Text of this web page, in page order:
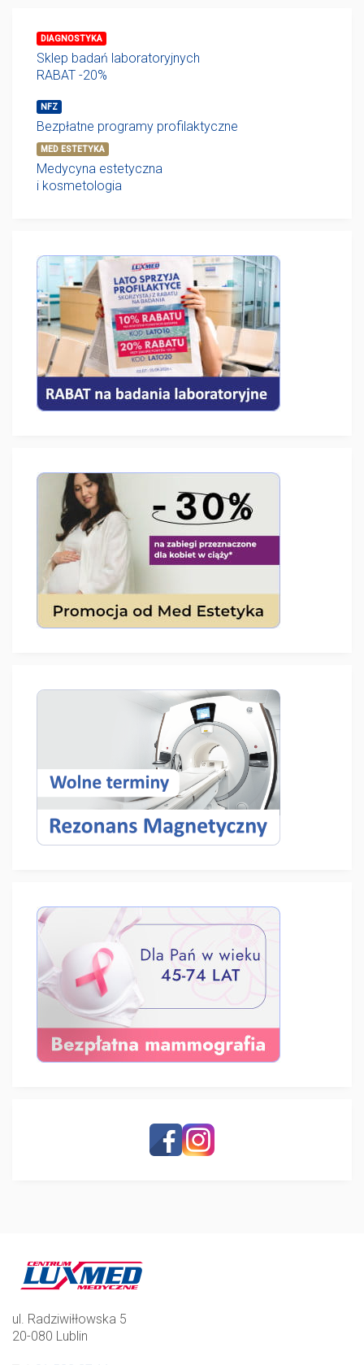
DIAGNOSTYKA
Sklep badań laboratoryjnych
RABAT -20%
NFZ
Bezpłatne programy profilaktyczne
MED ESTETYKA
Medycyna estetyczna
i kosmetologia
ul. Radziwiłłowska 5
20-080 Lublin